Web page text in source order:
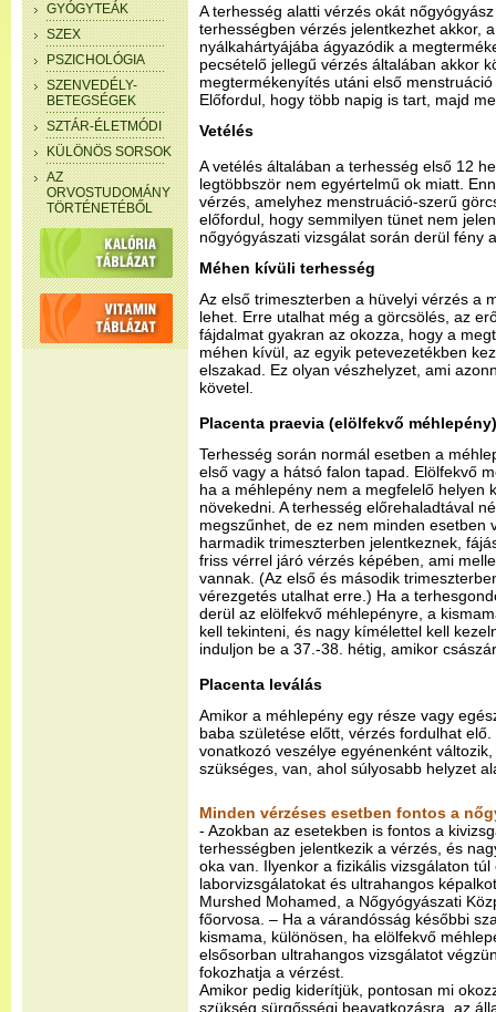
GYÓGYTEÁK
SZEX
PSZICHOLÓGIA
SZENVEDÉLY-
BETEGSÉGEK
SZTÁR-ÉLETMÓDI
KÜLÖNÖS SORSOK
AZ
ORVOSTUDOMÁNY
TÖRTÉNETÉBŐL
A terhesség alatti vérzés okát
terhességben vérzés jelentkezhet akkor,
nyálkahártyájába ágyazódik a
pecsételő jellegű vérzés általában akkor
megtermékenyítés utáni első
Előfordul, hogy több napig is tart, majd
Vetélés
A vetélés általában a terhesség első 12
legtöbbször nem egyértelmű ok miatt.
vérzés, amelyhez menstruáció-szerű
előfordul, hogy semmilyen tünet nem
nőgyógyászati vizsgálat során derül fény
Méhen kívüli terhesség
Az első trimeszterben a hüvelyi vérzés a
lehet. Erre utalhat még a görcsölés, az
fájdalmat gyakran az okozza, hogy a
méhen kívül, az egyik petevezetékben
elszakad. Ez olyan vészhelyzet, ami
követel.
Placenta praevia (elölfekvő méhlepény)
Terhesség során normál esetben a
első vagy a hátsó falon tapad. Elölfekvő
ha a méhlepény nem a megfelelő helyen
növekedni. A terhesség előrehaladtával
megszűnhet, de ez nem minden esetben
harmadik trimeszterben jelentkeznek,
friss vérrel járó vérzés képében, ami
vannak. (Az első és második
vérezgetés utalhat erre.) Ha a
derül az elölfekvő méhlepényre, a
kell tekinteni, és nagy kímélettel kell
induljon be a 37.-38. hétig, amikor
Placenta leválás
Amikor a méhlepény egy része vagy
baba születése előtt, vérzés fordulhat
vonatkozó veszélye egyénenként
szükséges, van, ahol súlyosabb helyzet
Minden vérzéses esetben fontos a
- Azokban az esetekben is fontos a
terhességben jelentkezik a vérzés, és
oka van. Ilyenkor a fizikális vizsgálaton
laborvizsgálatokat és ultrahangos
Murshed Mohamed, a Nőgyógyászati
főorvosa. – Ha a várandósság későbbi
kismama, különösen, ha elölfekvő
elsősorban ultrahangos vizsgálatot
fokozhatja a vérzést.
Amikor pedig kiderítjük, pontosan mi
szükség sürgősségi beavatkozásra, az